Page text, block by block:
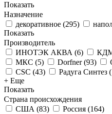
Показать
Назначение
декоративное (295)
Показать
Производитель
ИНОТЭК АКВА (6)
МКС (5) Dorfner(93)
CSC (43) Радуга Синтез (
+ Еще
Показать
Страна происхождения
США (83) Россия (164)